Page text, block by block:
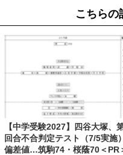
こちらの
【中学受験2027】四谷大塚、
回合不合判定テスト（7/5実施）
偏差値…筑駒74・桜蔭70＜PR